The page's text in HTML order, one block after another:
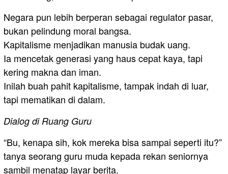
Negara pun lebih berperan sebagai regulator pasar,
bukan pelindung moral bangsa.
Kapitalisme menjadikan manusia budak uang.
Ia mencetak generasi yang haus cepat kaya, tapi
kering makna dan iman.
Inilah buah pahit kapitalisme, tampak indah di luar,
tapi mematikan di dalam.
Dialog di Ruang Guru
“Bu, kenapa sih, kok mereka bisa sampai seperti itu?”
tanya seorang guru muda kepada rekan seniornya
sambil menatap layar berita.